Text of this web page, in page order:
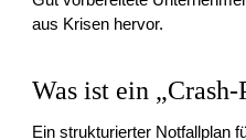
aus Krisen hervor.
Was ist ein
Ein strukturierter Notfallplan